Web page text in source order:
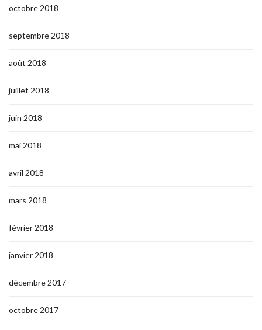
octobre 2018
septembre 2018
août 2018
juillet 2018
juin 2018
mai 2018
avril 2018
mars 2018
février 2018
janvier 2018
décembre 2017
octobre 2017